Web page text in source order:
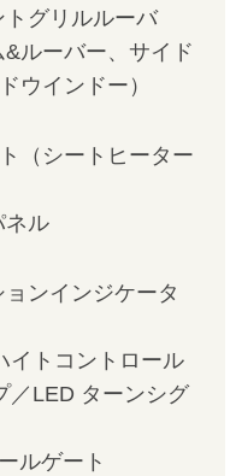
グリルルーバ
ルーバー、サイド
ウインドー）
（シートヒーター
ネル
ンインジケータ
イトコントロール
／LED ターンシグ
ルゲート